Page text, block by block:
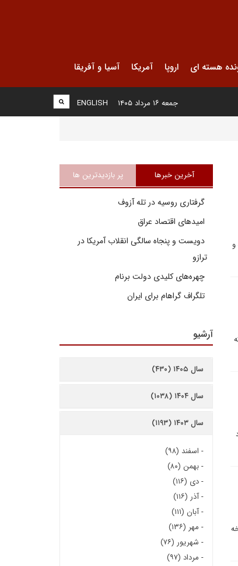
هسته ای اروپا آمریکا آسیا و آفریقا
ENGLISH جمعه ۱۶ مرداد ۱۴۰۵
آخرین خبرها پر بازدیدترین ها
گرفتاری روسیه در تله آزوف
امیدهای اقتصاد عراق
دویست و پنجاه سالگی انقلاب آمریکا در
ترازو
چهره‌های کلیدی دولت برنام
تلگراف گراهام برای ایران
آرشیو
سال ۱۴۰۵ (۴۳۰)
سال ۱۴۰۴ (۱۰۳۸)
سال ۱۴۰۳ (۱۱۹۳)
- اسفند (۹۸)
-بهمن (۸۰)
-دی (۱۱۶)
-آذر (۱۱۶)
-آبان (۱۱۱)
- مهر (۱۳۶)
- شهریور (۷۶)
- مرداد (۹۷)